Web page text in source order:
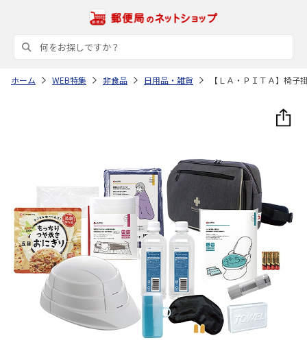
ホーム WEB特集 非食品 日用品・雑貨 【ＬＡ・ＰＩＴＡ】椅